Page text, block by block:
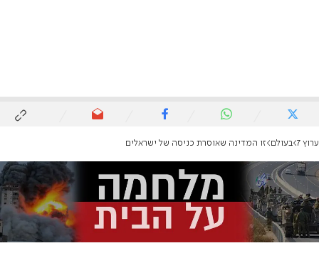
ערוץ 7 בעולם זו המדינה שאוסרת כניסה של ישראלים